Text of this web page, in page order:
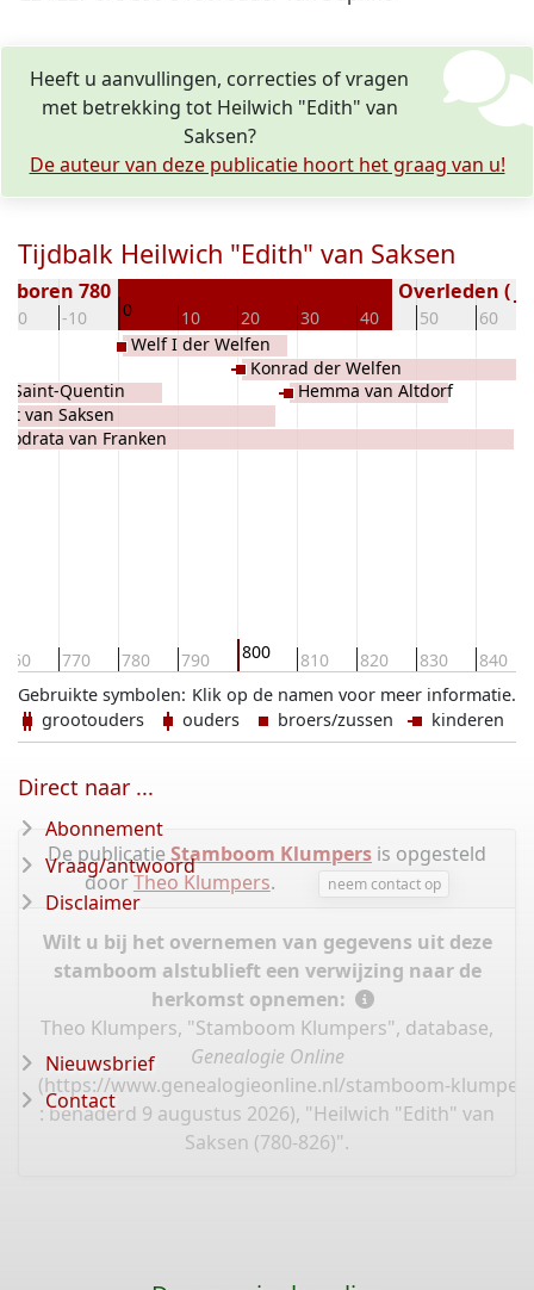
Heeft u aanvullingen, correcties of vragen
met betrekking tot Heilwich "Edith" van
Saksen?
De auteur van deze publicatie hoort het graag van u!
Tijdbalk Heilwich "Edith" van Saksen
-20 -10 0 10 20 30 40 50 60
780 Overleden (
760 770 780 790 800 810 820 830 840
Saint-Quentin
van Saksen
van Franken
Welf I der Welfen
Konrad der Welfen
Hemma van Altdorf
Klik op de namen voor meer informatie.
Gebruikte symbolen:
grootouders
ouders broers/zussen kinderen
De publicatie Stamboom Klumpers is opgesteld
doorTheo Klumpers. neem contact op
Wilt u bij het overnemen van gegevens uit deze
stamboom alstublieft een verwijzing naar de
herkomst opnemen:
Theo Klumpers, "Stamboom Klumpers", database,
Genealogie Online
(https://www.genealogieonline.nl/stamboom-
: benaderd 9 augustus 2026), "Heilwich "Edith" van
Saksen (780-826)".
Direct naar ...
Abonnement
Vraag/antwoord
Disclaimer
Nieuwsbrief
Contact